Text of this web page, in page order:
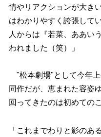
情やリアクションが大き
はわかりやすく誇張して
人からは『若菜、ああい
われました（笑）」
"松本劇場"として今年
同作だが、恵まれた容姿
回ってきたのは初めての
「これまでわりと影のあ